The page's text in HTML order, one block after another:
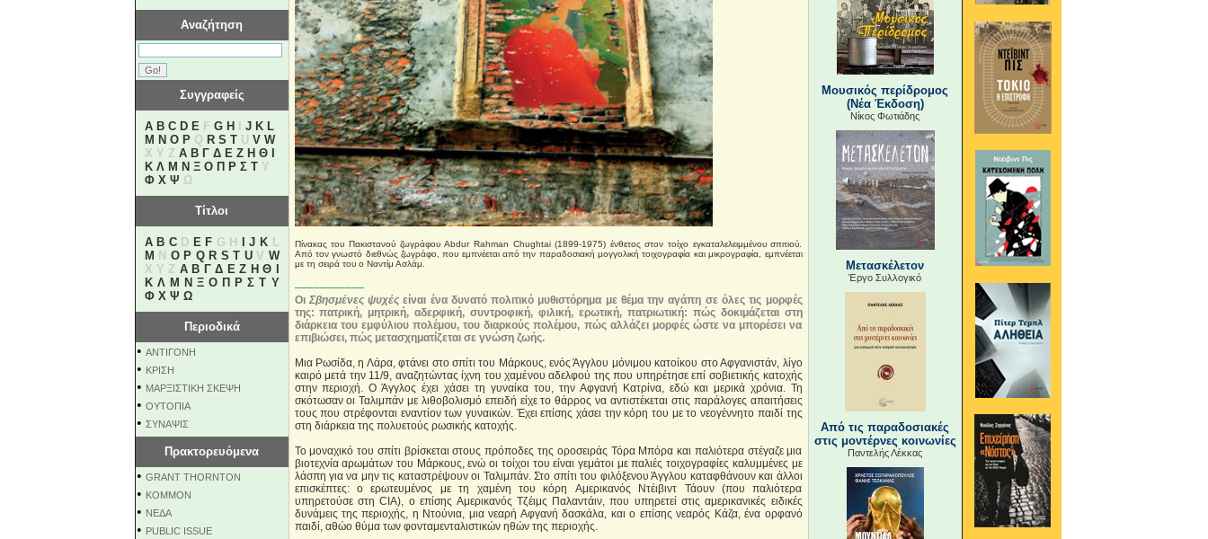
Αναζήτηση
Συγγραφείς
A B C D EF G H J K L
M N O PQ R S TU V W
X Y Z Α Β Γ Δ Ε Ζ Η Θ
Κ Λ Μ Ν Ξ Ο Π Ρ Σ ΤΥ
Φ Χ Ψ Ω
Τίτλοι
A B CD E F G H J KL
M N O P Q R S T UV W
X Y Z Α Β Γ Δ Ε Ζ Η Θ
Κ Λ Μ Ν Ξ Ο Π Ρ Σ Τ Υ
Φ Χ Ψ Ω
Περιοδικά
• ΑΝΤΙΓΟΝΗ
• ΚΡΙΣΗ
• ΜΑΡΞΙΣΤΙΚΗ ΣΚΕΨΗ
• ΟΥΤΟΠΙΑ
• ΣΥΝΑΨΙΣ
Πρακτορευόμενα
• GRANT THORNTON
• KOMMON
• NEΔΑ
• PUBLIC ISSUE
Πίνακας του Πακιστανού ζωγράφου Abdur Rahman Chughtai (1899-1975) ένθετος στον τοίχο εγκαταλελειμμένου σπιτιού.
Από τον γνωστό διεθνώς ζωγράφο, που εμπνέεται από την παραδοσιακή μογγολική τοιχογραφία και μικρογραφία, εμπνέεται
με τη σειρά του ο Ναντίμ Ασλάμ.
–––––––––––
Οι Σβησμένες ψυχέςείναι ένα δυνατό πολιτικό μυθιστόρημα με θέμα την αγάπη σε όλες τις μορφές
της: πατρική, μητρική, αδερφική, συντροφική, φιλική, ερωτική, πατριωτική: πώς δοκιμάζεται στη
διάρκεια του εμφύλιου πολέμου, του διαρκούς πολέμου, πώς αλλάζει μορφές ώστε να μπορέσει να
επιβιώσει, πώς μετασχηματίζεται σε γνώση ζωής.
Μια Ρωσίδα, η Λάρα, φτάνει στο σπίτι του Μάρκους, ενός Άγγλου μόνιμου κατοίκου στο Αφγανιστάν, λίγο
καιρό μετά την 11/9, αναζητώντας ίχνη του χαμένου αδελφού της που υπηρέτησε επί σοβιετικής κατοχής
στην περιοχή. Ο Άγγλος έχει χάσει τη γυναίκα του, την Αφγανή Κατρίνα, εδώ και μερικά χρόνια. Τη
σκότωσαν οι Ταλιμπάν με λιθοβολισμό επειδή είχε το θάρρος να αντιστέκεται στις παράλογες απαιτήσεις
τους που στρέφονται εναντίον των γυναικών. Έχει επίσης χάσει την κόρη του με το νεογέννητο παιδί της
στη διάρκεια της πολυετούς ρωσικής κατοχής.
Το μοναχικό του σπίτι βρίσκεται στους πρόποδες της οροσειράς Τόρα Μπόρα και παλιότερα στέγαζε μια
βιοτεχνία αρωμάτων του Μάρκους, ενώ οι τοίχοι του είναι γεμάτοι με παλιές τοιχογραφίες καλυμμένες με
λάσπη για να μην τις καταστρέψουν οι Ταλιμπάν. Στο σπίτι του φιλόξενου Άγγλου καταφθάνουν και άλλοι
επισκέπτες: ο ερωτευμένος με τη χαμένη του κόρη Aμερικανός Ντέιβιντ Τάουν (που παλιότερα
υπηρετούσε στη CIA), o επίσης Aμερικανός Τζέιμς Παλαντάιν, που υπηρετεί στις αμερικανικές ειδικές
δυνάμεις της περιοχής, η Ντούνια, μια νεαρή Αφγανή δασκάλα, και ο επίσης νεαρός Κάζα, ένα ορφανό
παιδί, αθώο θύμα των φονταμενταλιστικών ηθών της περιοχής.
Μουσικός περίδρομος
(Νέα Έκδοση)
Νίκος Φωτιάδης
Μετασκέλετον
Έργο Συλλογικό
Από τις παραδοσιακές
στις μοντέρνες κοινωνίες
Παντελής Λέκκας